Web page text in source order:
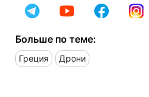
Больше по теме:
Греция Дрони